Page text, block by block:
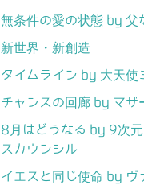
無条件の愛の状態 by 父
新世界・新創造
タイムライン by 大天使
チャンスの回廊 by マザ
8月はどうなる by 9次
スカウンシル
イエスと同じ使命 by ヴ